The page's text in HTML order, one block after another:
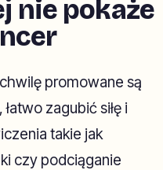
nie pokaże
promowane są
zagubić siłę i
takie jak
czy podciąganie